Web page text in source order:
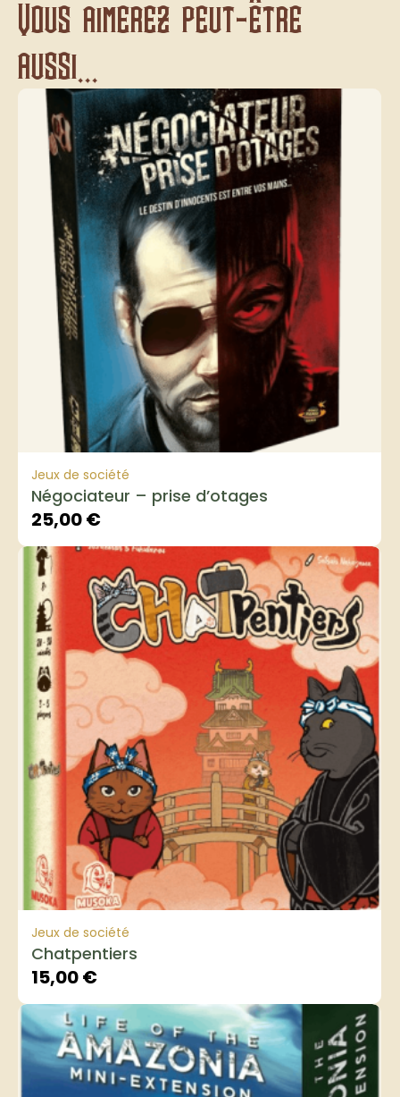
Vous aimerez peut-être
aussi...
Jeux de société
Négociateur – prise d’otages
25,00€
Jeux de société
Chatpentiers
15,00€